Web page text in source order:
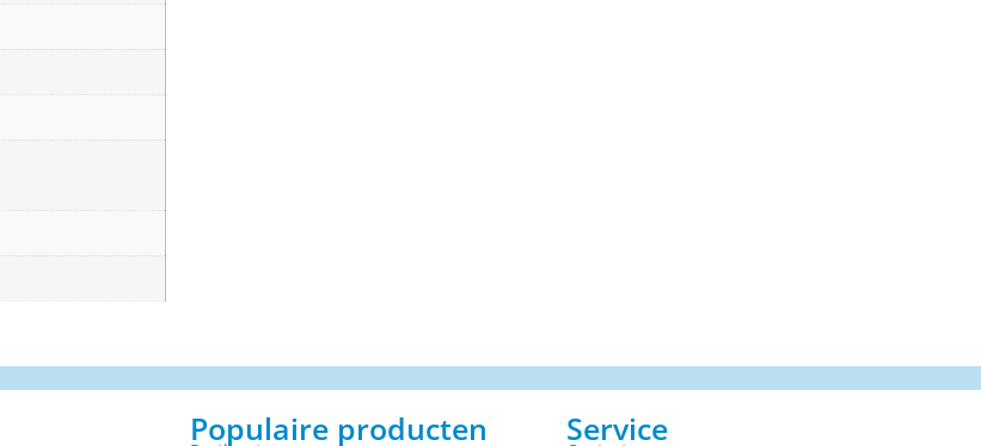
Populaire producten Service